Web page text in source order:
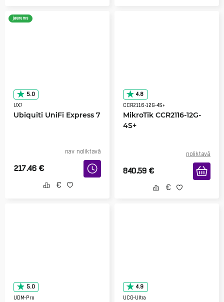
jaunums
5.0
UX7
Ubiquiti UniFi Express 7
nav noliktavā
217.46 €
4.8
CCR2116-12G-4S+
MikroTik CCR2116-12G-
4S+
noliktavā
840.59 €
5.0
UDM-Pro
4.9
UCG-Ultra